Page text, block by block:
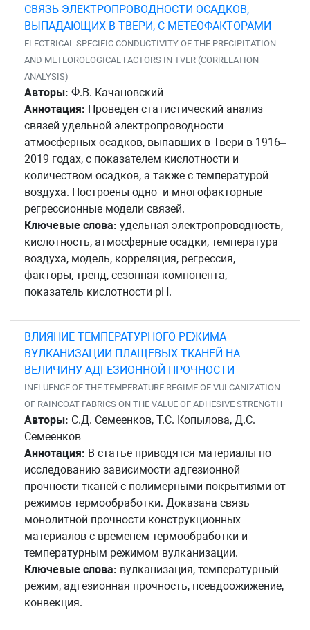
СВЯЗЬ ЭЛЕКТРОПРОВОДНОСТИ ОСАДКОВ,
ВЫПАДАЮЩИХ В ТВЕРИ, С МЕТЕОФАКТОРАМИ
ELECTRICAL SPECIFIC CONDUCTIVITY OF THE PRECIPITATION
AND METEOROLOGICAL FACTORS IN TVER (CORRELATION
ANALYSIS)
Авторы: Ф.В. Качановский
Аннотация: Проведен статистический анализ
связей удельной электропроводности
атмосферных осадков, выпавших в Твери в 1916–
2019 годах, с показателем кислотности и
количеством осадков, а также с температурой
воздуха. Построены одно- и многофакторные
регрессионные модели связей.
Ключевые слова: удельная электропроводность,
кислотность, атмосферные осадки, температура
воздуха, модель, корреляция, регрессия,
факторы, тренд, сезонная компонента,
показатель кислотности pH.
ВЛИЯНИЕ ТЕМПЕРАТУРНОГО РЕЖИМА
ВУЛКАНИЗАЦИИ ПЛАЩЕВЫХ ТКАНЕЙ НА
ВЕЛИЧИНУ АДГЕЗИОННОЙ ПРОЧНОСТИ
INFLUENCE OF THE TEMPERATURE REGIME OF VULCANIZATION
OF RAINCOAT FABRICS ON THE VALUE OF ADHESIVE STRENGTH
Авторы: С.Д. Семеенков, Т.С. Копылова, Д.С.
Семеенков
Аннотация: В статье приводятся материалы по
исследованию зависимости адгезионной
прочности тканей с полимерными покрытиями от
режимов термообработки. Доказана связь
монолитной прочности конструкционных
материалов с временем термообработки и
температурным режимом вулканизации.
Ключевые слова: вулканизация, температурный
режим, адгезионная прочность, псевдоожижение,
конвекция.